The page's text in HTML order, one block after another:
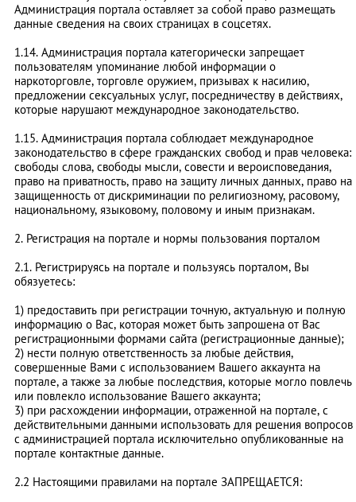
Администрация портала оставляет за собой право размещать
данные сведения на своих страницах в соцсетях.
1.14. Администрация портала категорически запрещает
пользователям упоминание любой информации о
наркоторговле, торговле оружием, призывах к насилию,
предложении сексуальных услуг, посредничеству в действиях,
которые нарушают международное законодательство.
1.15. Администрация портала соблюдает международное
законодательство в сфере гражданских свобод и прав человека:
свободы слова, свободы мысли, совести и вероисповедания,
право на приватность, право на защиту личных данных, право на
защищенность от дискриминации по религиозному, расовому,
национальному, языковому, половому и иным признакам.
2. Регистрация на портале и нормы пользования порталом
2.1. Регистрируясь на портале и пользуясь порталом, Вы
обязуетесь:
1) предоставить при регистрации точную, актуальную и полную
информацию о Вас, которая может быть запрошена от Вас
регистрационными формами сайта (регистрационные данные);
2) нести полную ответственность за любые действия,
совершенные Вами с использованием Вашего аккаунта на
портале, а также за любые последствия, которые могло повлечь
или повлекло использование Вашего аккаунта;
3) при расхождении информации, отраженной на портале, с
действительными данными использовать для решения вопросов
с администрацией портала исключительно опубликованные на
портале контактные данные.
2.2 Настоящими правилами на портале ЗАПРЕЩАЕТСЯ: